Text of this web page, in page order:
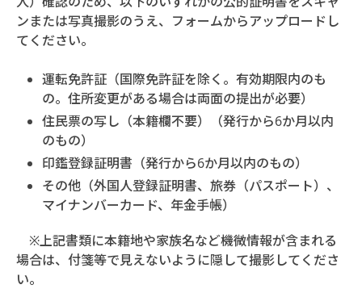
ンまたは写真撮影のうえ、フォームからアップロードし
てください。
運転免許証（国際免許証を除く。有効期限内のも
の。住所変更がある場合は両面の提出が必要）
住民票の写し（本籍欄不要）（発行から6か月以内
のもの）
印鑑登録証明書（発行から6か月以内のもの）
その他（外国人登録証明書、旅券（パスポート）、
マイナンバーカード、年金手帳）
※上記書類に本籍地や家族名など機微情報が含まれる
場合は、付箋等で見えないように隠して撮影してくださ
い。